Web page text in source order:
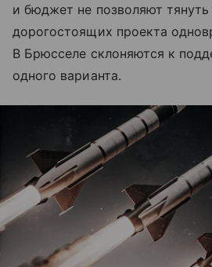
и бюджет не позволяют тянуть
дорогостоящих проекта
В Брюсселе склоняются к
одного варианта.